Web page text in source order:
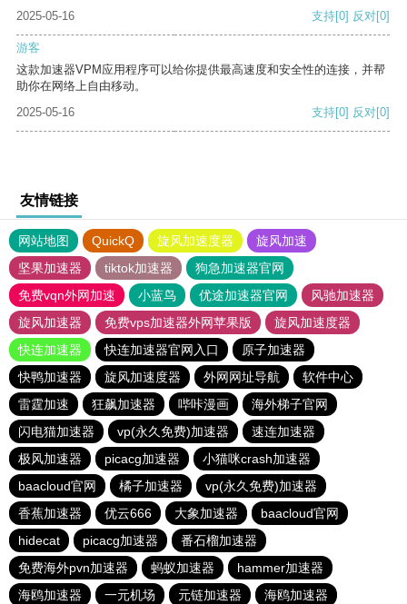
2025-05-16 支持[0] 反对[0]
游客
这款加速器VPM应用程序可以给你提供最高速度和安全性的连接，并帮
助你在网络上自由移动。
2025-05-16
支持[0] 反对[0]
友情链接
网站地图 QuickQ 旋风加速度器
旋风加速
坚果加速器
tiktok加速器
狗急加速器官网
免费vqn外网加速
小蓝鸟 优途加速器官网
风驰加速器
旋风加速器
免费vps加速器外网苹果版
旋风加速度器
快连加速器
快连加速器官网入口
原子加速器
快鸭加速器
旋风加速度器 外网网址导航
软件中心
雷霆加速
狂飙加速器 哔咔漫画
海外梯子官网
闪电猫加速器
vp(永久免费)加速器
速连加速器
极风加速器
picacg加速器
小猫咪crash加速器
baacloud官网
橘子加速器
vp(永久免费)加速器
香蕉加速器
优云666 大象加速器
baacloud官网
hidecat
picacg加速器
番石榴加速器
免费海外pvn加速器
蚂蚁加速器
hammer加速器
海鸥加速器
一元机场 元链加速器 海鸥加速器